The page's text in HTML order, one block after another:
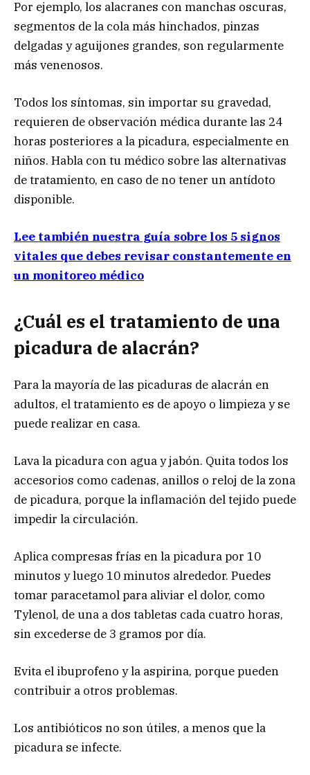
Por ejemplo, los alacranes con manchas oscuras,
segmentos de la cola más hinchados, pinzas
delgadas y aguijones grandes, son regularmente
más venenosos.
Todos los síntomas, sin importar su gravedad,
requieren de observación médica durante las 24
horas posteriores a la picadura, especialmente en
niños. Habla con tu médico sobre las alternativas
de tratamiento, en caso de no tener un antídoto
disponible.
Lee también nuestra guía sobre los 5 signos
vitales que debes revisar constantemente en
un monitoreo médico
¿Cuál es el tratamiento de una
picadura de alacrán?
Para la mayoría de las picaduras de alacrán en
adultos, el tratamiento es de apoyo o limpieza y se
puede realizar en casa.
Lava la picadura con agua y jabón. Quita todos los
accesorios como cadenas, anillos o reloj de la zona
de picadura, porque la inflamación del tejido puede
impedir la circulación.
Aplica compresas frías en la picadura por 10
minutos y luego 10 minutos alrededor. Puedes
tomar paracetamol para aliviar el dolor, como
Tylenol, de una a dos tabletas cada cuatro horas,
sin excederse de 3 gramos por día.
Evita el ibuprofeno y la aspirina, porque pueden
contribuir a otros problemas.
Los antibióticos no son útiles, a menos que la
picadura se infecte.